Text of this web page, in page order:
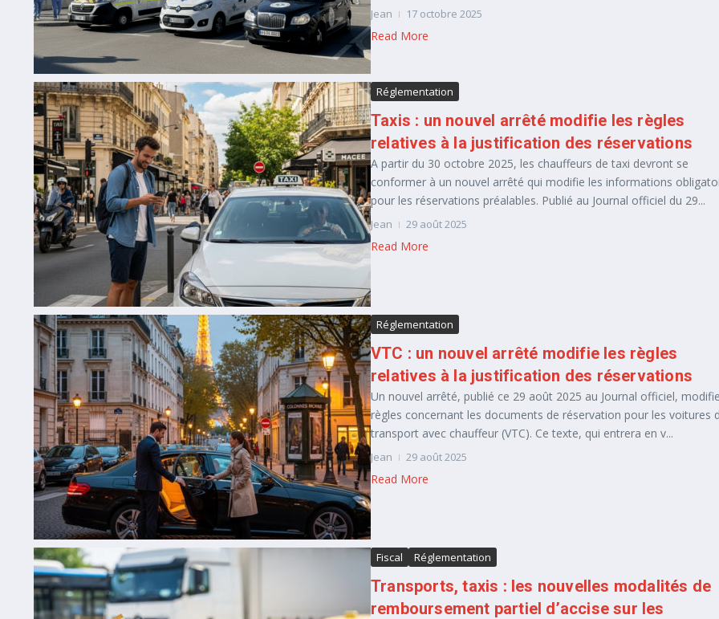
Jean 17 octobre 2025
Read More
Réglementation
Taxis : un nouvel arrêté modifie les règles
relatives à la justification des réservations
A partir du 30 octobre 2025, les chauffeurs de taxi devront se
conformer à un nouvel arrêté qui modifie les informations
pour les réservations préalables. Publié au Journal officiel du 29...
Jean 29 août 2025
Read More
Réglementation
VTC : un nouvel arrêté modifie les règles
relatives à la justification des réservations
Un nouvel arrêté, publié ce 29 août 2025 au Journal officiel,
règles concernant les documents de réservation pour les voitures
transport avec chauffeur (VTC). Ce texte, qui entrera en v...
Jean 29 août 2025
Read More
Fiscal Réglementation
Transports, taxis : les nouvelles modalités de
remboursement partiel d’accise sur les